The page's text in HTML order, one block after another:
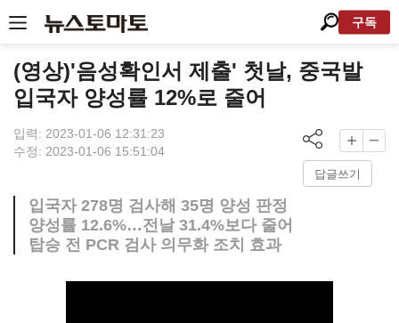
구독
(영상)'음성확인서 제출' 첫날, 중국발
입국자 양성률 12%로 줄어
입력: 2023-01-06 12:31:23
수정: 2023-01-06 15:51:04
답글쓰기
입국자 278명 검사해 35명 양성 판정
양성률 12.6%…전날 31.4%보다 줄어
탑승 전 PCR 검사 의무화 조치 효과